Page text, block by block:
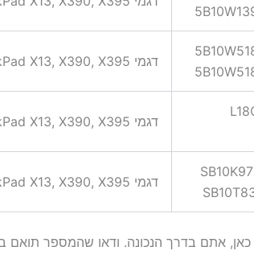
דגמי ThinkPad X13, X390, X395
דגמי ThinkPad X13, X390, X395
דגמי ThinkPad X13, X390, X395
אתם בדרך הנכונה. ודאו שהמספר תואם